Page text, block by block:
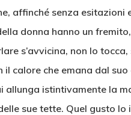
affinché senza
donna hanno un
s’avvicina, non lo
il calore che emana dal
allunga istintivamente la
sue tette. Quel gusto lo